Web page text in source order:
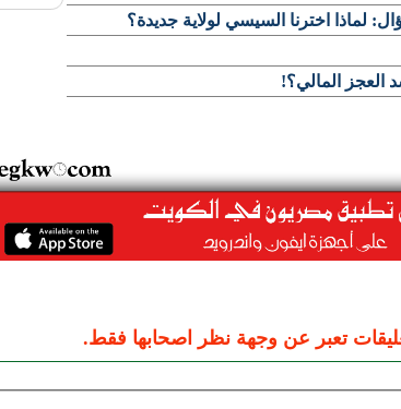
لماذا اخترنا السيسي لولاية جديدة؟
العجز المالي؟!
تعبر عن وجهة نظر اصحابها فقط.